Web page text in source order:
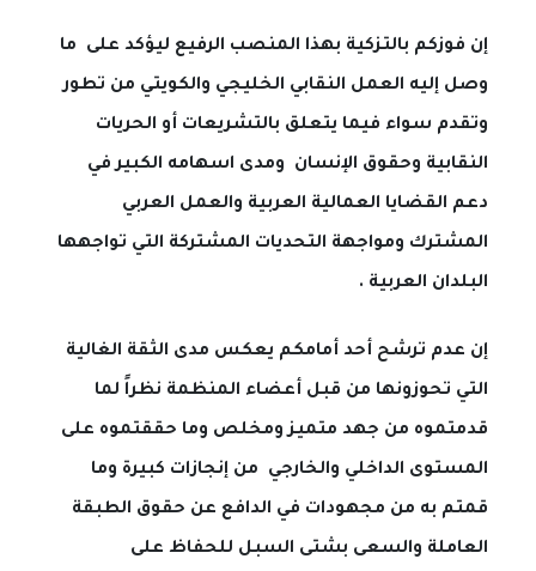
إن فوزكم بالتزكية بهذا المنصب الرفيع ليؤكد على ما
وصل إليه العمل النقابي الخليجي والكويتي من تطور
وتقدم سواء فيما يتعلق بالتشريعات أو الحريات
النقابية وحقوق الإنسان ومدى اسهامه الكبير في
دعم القضايا العمالية العربية والعمل العربي
المشترك ومواجهة التحديات المشتركة التي تواجهها
البلدان العربية .
إن عدم ترشح أحد أمامكم يعكس مدى الثقة الغالية
التي تحوزونها من قبل أعضاء المنظمة نظراً لما
قدمتموه من جهد متميز ومخلص وما حققتموه على
المستوى الداخلي والخارجي من إنجازات كبيرة وما
قمتم به من مجهودات في الدافع عن حقوق الطبقة
العاملة والسعى بشتى السبل للحفاظ على